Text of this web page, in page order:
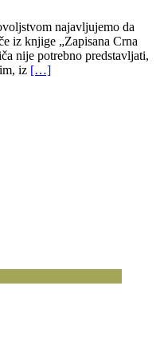
najavljujemo da
iz knjige „Zapisana Crna
nije potrebno predstavljati,
iz […]